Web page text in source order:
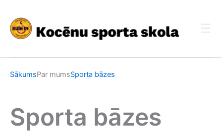
content
SākumsPar mumsSporta bāzes
Sporta bāzes